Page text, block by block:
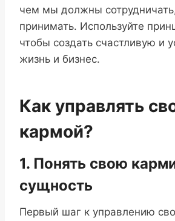
чем мы должны
принимать. Используйте
чтобы создать счастливую и
жизнь и бизнес.
Как управлять
кармой?
1. Понять свою
сущность
Первый шаг к управлению